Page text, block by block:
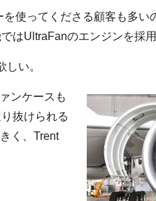
使ってくださる顧客も多い
はUltraFanのエンジンを採
い。
ンケースも
抜けられる
く、Trent